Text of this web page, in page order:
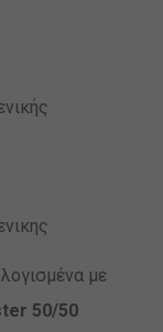
με
50/50